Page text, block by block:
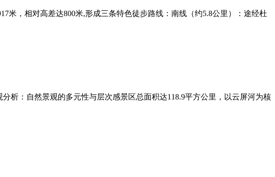
米，相对高差达800米,形成三条特色徒步路线：南线（约5.8公里）：途经杜
析：自然景观的多元性与层次感景区总面积达118.9平方公里，以云屏河为核